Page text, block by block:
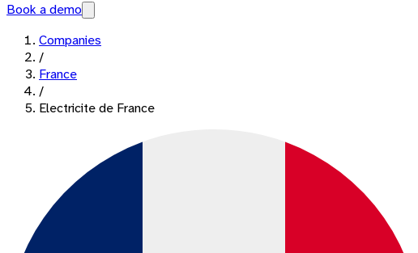
Book a demo
Companies
/
France
/
Electricite de France